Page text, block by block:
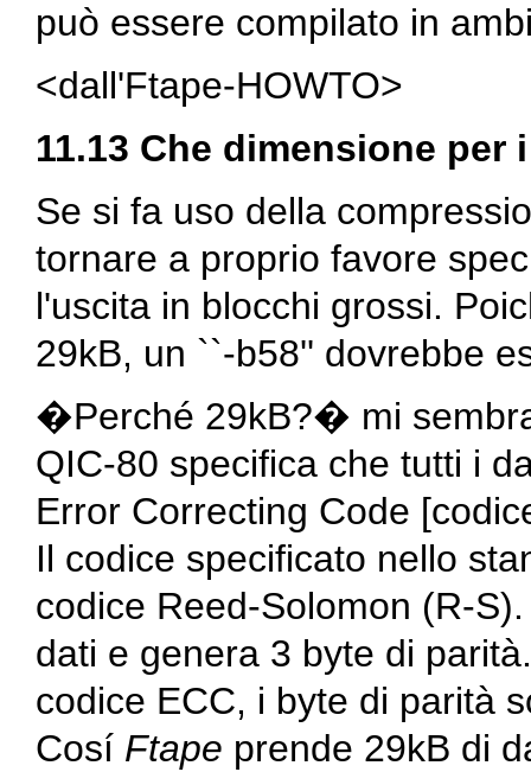
può essere compilato in
<dall'Ftape-HOWTO>
11.13 Che dimensione
Se si fa uso della
tornare a proprio favore
l'uscita in blocchi grossi.
29kB, un ``-b58'' dovrebbe
�Perché 29kB?� mi
QIC-80 specifica che tutti i
Error Correcting Code
Il codice specificato nello
codice Reed-Solomon (R-
dati e genera 3 byte di
codice ECC, i byte di parità
Cosí Ftape prende 29kB di